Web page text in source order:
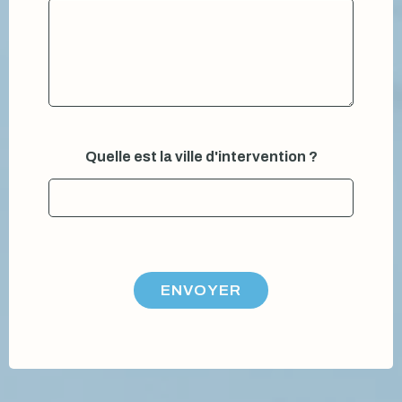
Quelle est la ville d'intervention ?
ENVOYER